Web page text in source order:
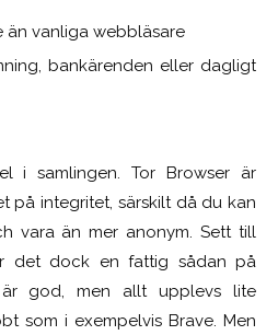
än vanliga webbläsare
bankärenden eller dagligt
i samlingen. Tor Browser är
på integritet, särskilt då du kan
vara än mer anonym. Sett till
det dock en fattig sådan på
god, men allt upplevs lite
som i exempelvis Brave. Men